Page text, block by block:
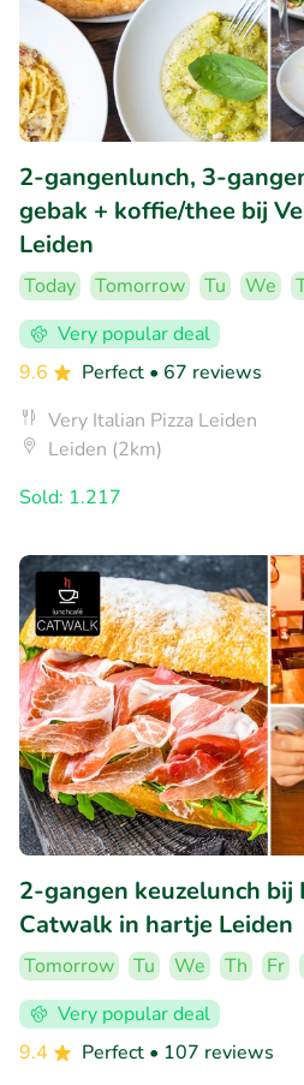
2-gangenlunch, 3-
gebak + koffie/thee bij
Leiden
Today Tomorrow Tu We
Very popular deal
9.6
Perfect • 67 reviews
Very Italian Pizza Leiden
Leiden (2km)
Sold: 1.217
2-gangen keuzelunch bij
Catwalk in hartje Leiden
Tomorrow Tu We Th Fr
Very popular deal
9.4
Perfect • 107 reviews